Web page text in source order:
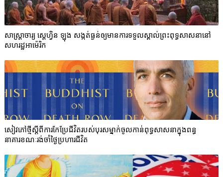
សាស្ត្រាចារ្យ ស្តេហ្វិន ឡុង សង្កត់ធ្ងន់ឲ្យមានការទទួលស្គាល់ព្រះពុទ្ធសាសនានៅ
សហរដ្ឋអាម៉េរិក
សៀវភៅថ្មីស្ដីពីការកែប្រែជីវិតរបស់បុរសម្នាក់ចូលកាន់ពុទ្ធសាសនាក្នុងពន្ធ
នាគារខណៈរង់ចាំថ្ងៃប្រហារជីវិត